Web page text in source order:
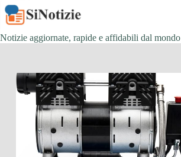
Salta
al
contenuto
Notizie aggiornate, rapide e affidabili dal mondo